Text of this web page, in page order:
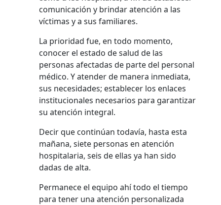
comunicación y brindar atención a las
víctimas y a sus familiares.
La prioridad fue, en todo momento,
conocer el estado de salud de las
personas afectadas de parte del personal
médico. Y atender de manera inmediata,
sus necesidades; establecer los enlaces
institucionales necesarios para garantizar
su atención integral.
Decir que continúan todavía, hasta esta
mañana, siete personas en atención
hospitalaria, seis de ellas ya han sido
dadas de alta.
Permanece el equipo ahí todo el tiempo
para tener una atención personalizada